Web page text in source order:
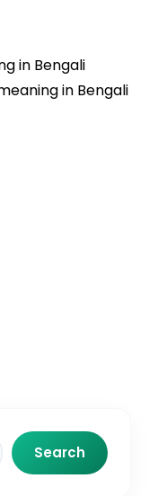
in Bengali
meaning in Bengali
Search